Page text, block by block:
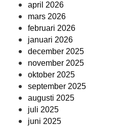
april 2026
mars 2026
februari 2026
januari 2026
december 2025
november 2025
oktober 2025
september 2025
augusti 2025
juli 2025
juni 2025